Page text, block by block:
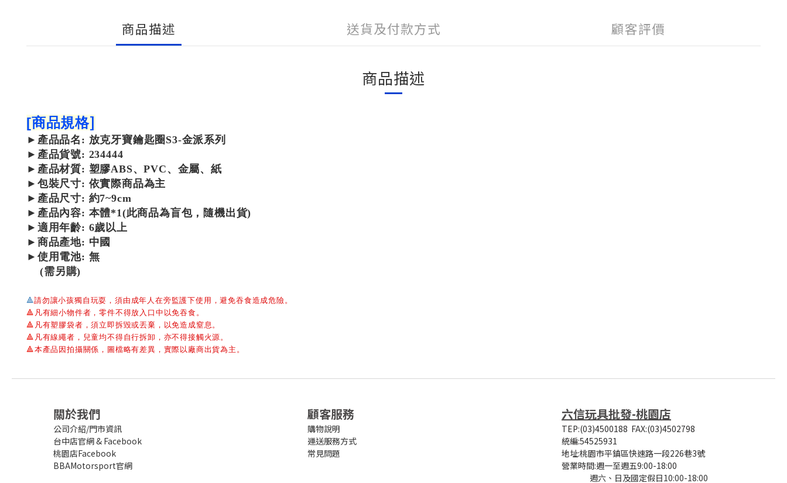
商品描述 送貨及付款方式 顧客評價
商品描述
[商品規格]
► 產品品名: 放克牙寶鑰匙圈S3-金派系列
► 產品貨號: 234444
► 產品材質: 塑膠ABS、PVC、金屬、紙
►包裝尺寸: 依實際商品為主
►產品尺寸: 約7~9cm
►產品內容: 本體*1(此商品為盲包，隨機出貨)
►適用年齡: 6歲以上
► 商品產地: 中國
►使用電池: 無
(需另購)
🔺請勿讓小孩獨自玩耍，須由成年人在旁監護下使用，避免吞食造成危險。
🔺 凡有細小物件者，零件不得放入口中以免吞食。
🔺 凡有塑膠袋者，須立即拆毀或丟棄，以免造成窒息。
🔺 凡有線繩者，兒童均不得自行拆卸，亦不得接觸火源。
🔺本產品因拍攝關係，圖檔略有差異，實際以廠商出貨為主。
關於我們
公司介紹/門市資訊
台中店官網& Facebook
桃園店Facebook
BBAMotorsport官網
顧客服務
購物說明
運送服務方式
常見問題
六信玩具批發-桃園店
TEP:(03)4500188 FAX:(03)4502798
統編:54525931
地址:桃園市平鎮區快速路一段226巷3號
營業時間:週一至週五9:00-18:00
週六、日及國定假日10:00-18:00